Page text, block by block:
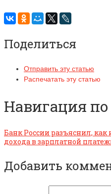
Поделиться
Отправить эту статью
Распечатать эту статью
Навигация
Банк России разъяснил,
дохода в зарплатной
Добавить